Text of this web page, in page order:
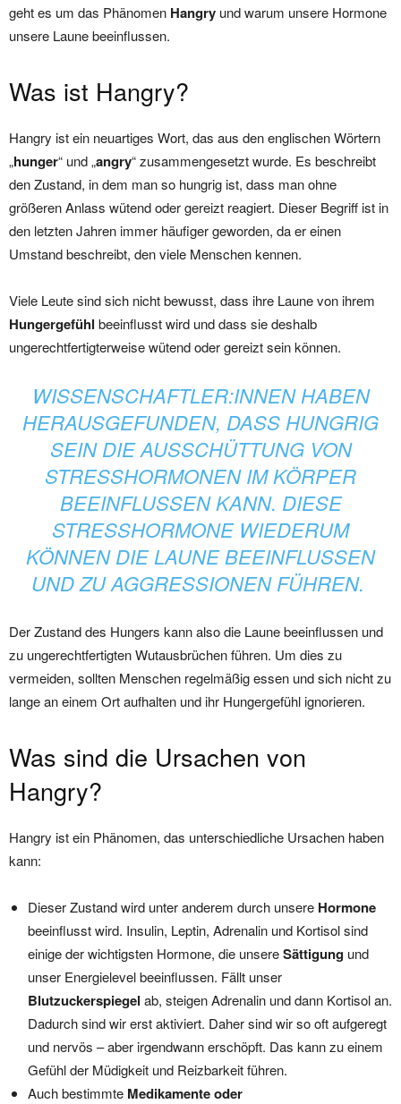
geht es um das Phänomen Hangry und warum unsere Hormone
unsere Laune beeinflussen.
Was ist Hangry?
Hangry ist ein neuartiges Wort, das aus den englischen Wörtern
„hunger“ und „angry“ zusammengesetzt wurde. Es beschreibt
den Zustand, in dem man so hungrig ist, dass man ohne
größeren Anlass wütend oder gereizt reagiert. Dieser Begriff ist in
den letzten Jahren immer häufiger geworden, da er einen
Umstand beschreibt, den viele Menschen kennen.
Viele Leute sind sich nicht bewusst, dass ihre Laune von ihrem
Hungergefühl beeinflusst wird und dass sie deshalb
ungerechtfertigterweise wütend oder gereizt sein können.
WISSENSCHAFTLER:INNEN HABEN
HERAUSGEFUNDEN, DASS HUNGRIG
SEIN DIE AUSSCHÜTTUNG VON
STRESSHORMONEN IM KÖRPER
BEEINFLUSSEN KANN. DIESE
STRESSHORMONE WIEDERUM
KÖNNEN DIE LAUNE BEEINFLUSSEN
UND ZU AGGRESSIONEN FÜHREN.
Der Zustand des Hungers kann also die Laune beeinflussen und
zu ungerechtfertigten Wutausbrüchen führen. Um dies zu
vermeiden, sollten Menschen regelmäßig essen und sich nicht zu
lange an einem Ort aufhalten und ihr Hungergefühl ignorieren.
Was sind die Ursachen von
Hangry?
Hangry ist ein Phänomen, das unterschiedliche Ursachen haben
kann:
Dieser Zustand wird unter anderem durch unsere Hormone
beeinflusst wird. Insulin, Leptin, Adrenalin und Kortisol sind
einige der wichtigsten Hormone, die unsereSättigung und
unser Energielevel beeinflussen. Fällt unser
Blutzuckerspiegel ab, steigen Adrenalin und dann Kortisol an.
Dadurch sind wir erst aktiviert. Daher sind wir so oft aufgeregt
und nervös – aber irgendwann erschöpft. Das kann zu einem
Gefühl der Müdigkeit und Reizbarkeit führen.
Auch bestimmte Medikamente oder